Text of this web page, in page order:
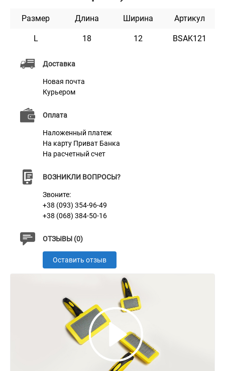
Доставка
Новая почта
Курьером
Оплата
Наложенный платеж
На карту Приват Банка
На расчетный счет
ВОЗНИКЛИ ВОПРОСЫ?
Звоните:
+38 (093) 354-96-49
+38 (068) 384-50-16
ОТЗЫВЫ (0)
Оставить отзыв
шерстью всем породам собак и котов.
Характеристики
Материал
Желто-черный
Размер Длина Ширина Артикул
L 18 12 BSAK121